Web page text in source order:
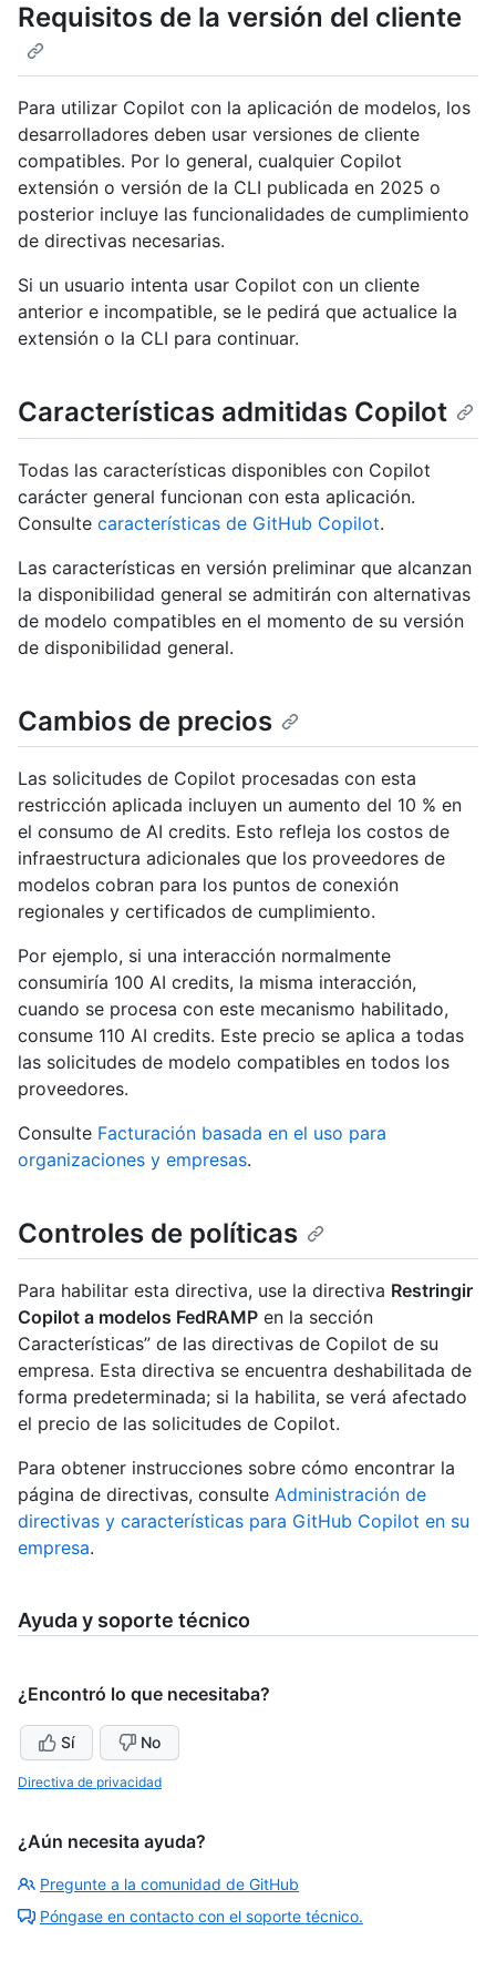
Requisitos de la versión del cliente
Para utilizar Copilot con la aplicación de modelos, los
desarrolladores deben usar versiones de cliente
compatibles. Por lo general, cualquier Copilot
extensión o versión de la CLI publicada en 2025 o
posterior incluye las funcionalidades de cumplimiento
de directivas necesarias.
Si un usuario intenta usar Copilot con un cliente
anterior e incompatible, se le pedirá que actualice la
extensión o la CLI para continuar.
Características admitidas Copilot
Todas las características disponibles con Copilot
carácter general funcionan con esta aplicación.
Consulte características de GitHub Copilot.
Las características en versión preliminar que alcanzan
la disponibilidad general se admitirán con alternativas
de modelo compatibles en el momento de su versión
de disponibilidad general.
Cambios de precios
Las solicitudes de Copilot procesadas con esta
restricción aplicada incluyen un aumento del 10 % en
el consumo de AI credits. Esto refleja los costos de
infraestructura adicionales que los proveedores de
modelos cobran para los puntos de conexión
regionales y certificados de cumplimiento.
Por ejemplo, si una interacción normalmente
consumiría 100 AI credits, la misma interacción,
cuando se procesa con este mecanismo habilitado,
consume 110 AI credits. Este precio se aplica a todas
las solicitudes de modelo compatibles en todos los
proveedores.
Consulte Facturación basada en el uso para
organizaciones y empresas.
Controles de políticas
Para habilitar esta directiva, use la directiva Restringir
Copilot a modelos FedRAMP en la sección
Características” de las directivas de Copilot de su
empresa. Esta directiva se encuentra deshabilitada de
forma predeterminada; si la habilita, se verá afectado
el precio de las solicitudes de Copilot.
Para obtener instrucciones sobre cómo encontrar la
página de directivas, consulte Administración de
directivas y características para GitHub Copilot en su
empresa.
Ayuda y soporte técnico
¿Encontró lo que necesitaba?
Sí No
Directiva de privacidad
¿Aún necesita ayuda?
Pregunte a la comunidad de GitHub
Póngase en contacto con el soporte técnico.